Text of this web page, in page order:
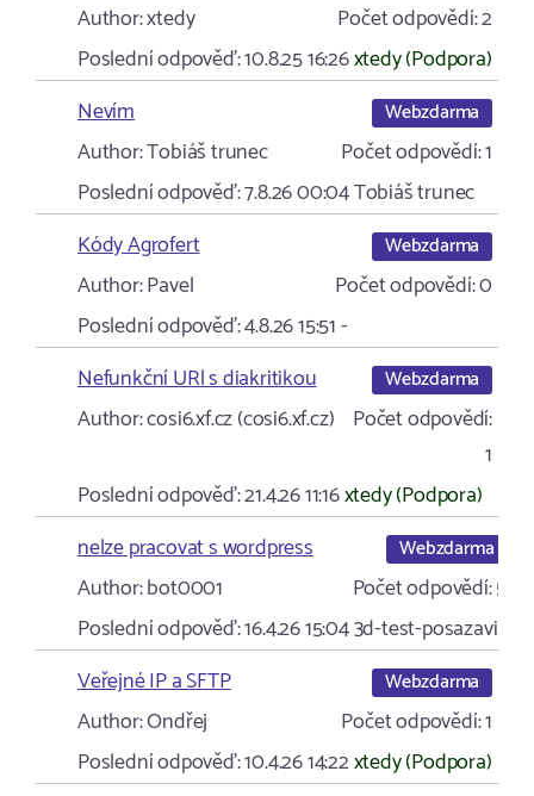
Author:xtedy Počet odpovědí:2
Poslední odpověď:10.8.25 16:26xtedy (Podpora)
Nevím
Webzdarma
Author:Tobiáš trunec Počet odpovědí:1
Poslední odpověď:7.8.26 00:04Tobiáš trunec
Kódy Agrofert
Webzdarma
Author:Pavel Počet odpovědí:0
Poslední odpověď:4.8.26 15:51-
Nefunkční URl s diakritikou
Webzdarma
Author:cosi6.xf.cz (cosi6.xf.cz) Počet odpovědí:
1
Poslední odpověď:21.4.26 11:16xtedy (Podpora)
nelze pracovat s wordpress
Webzdarma
Author:bot0001 Počet odpovědí:5
Poslední odpověď:16.4.26 15:043d-test-posazavi…
Veřejné IP a SFTP
Webzdarma
Author:Ondřej Počet odpovědí:1
Poslední odpověď:10.4.26 14:22xtedy (Podpora)